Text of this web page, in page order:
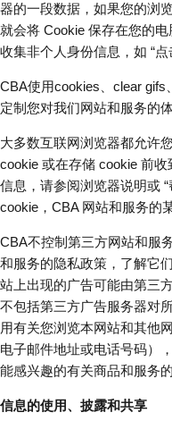
器的一段数据，如果您的浏
就会将 Cookie 保存在您的
收集非个人身份信息，如 “点
CBA使用cookies、clear
定制您对我们网站和服务的体
大多数互联网浏览器都允许
cookie 或在存储 cookie 前
信息，请参阅浏览器说明或
cookie，CBA 网站和服务的
CBA不控制第三方网站和服
和服务的隐私政策，了解它
站上出现的广告可能由第三
不包括第三方广告服务器对
用有关您浏览本网站和其他
电子邮件地址或电话号码）
能感兴趣的有关商品和服务的
信息的使用、披露和共享